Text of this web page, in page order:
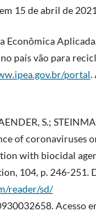
15 de abril de
Econômica
país vão para
portal.
S.;
of coronaviruses
with biocidal
104, p. 246-251.
reader/sd/
Acesso